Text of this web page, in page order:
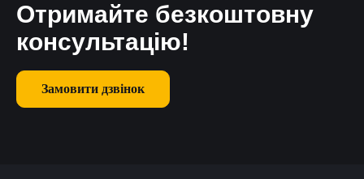
Отримайте безкоштовну
консультацію!
Замовити дзвінок